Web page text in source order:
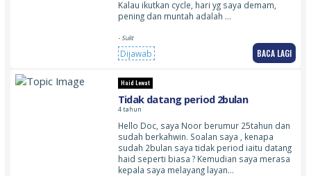
Kalau ikutkan cycle, hari yg saya demam,
pening dan muntah adalah …
- Sulit
Dijawab BACA LAGI
Haid Lewat
Tidak datang period 2bulan
4 tahun
Hello Doc, saya Noor berumur 25tahun dan
sudah berkahwin. Soalan saya , kenapa
sudah 2bulan saya tidak period iaitu datang
haid seperti biasa ? Kemudian saya merasa
kepala saya melayang layan…